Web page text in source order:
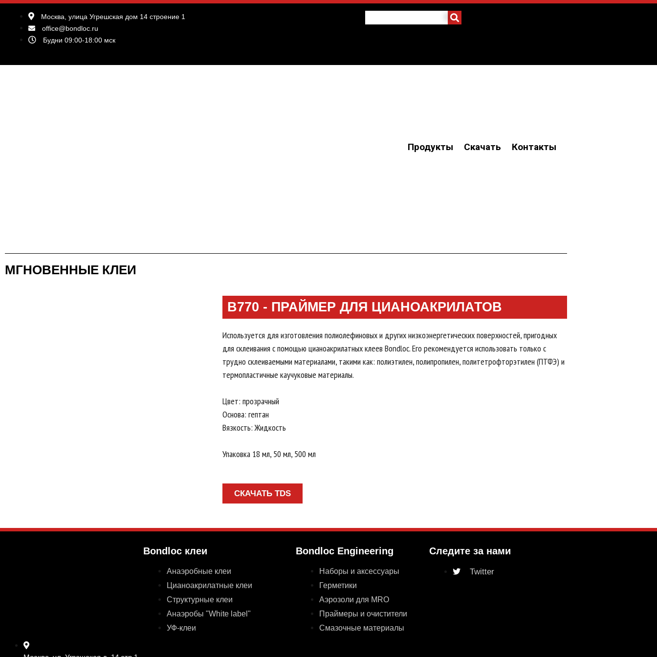
Москва, улица Угрешская дом 14 строение 1
office@bondloc.ru
Будни 09:00-18:00 мск
Продукты Скачать Контакты
МГНОВЕННЫЕ КЛЕИ
B770 - ПРАЙМЕР ДЛЯ ЦИАНОАКРИЛАТОВ
Используется для изготовления полиолефиновых и других низкоэнергетических поверхностей, пригодных
для склеивания с помощью цианоакрилатных клеев Bondloc. Его рекомендуется использовать только с
трудно склеиваемыми материалами, такими как: полиэтилен, полипропилен, политетрофторэтилен (ПТФЭ) и
термопластичные каучуковые материалы.
Цвет: прозрачный
Основа: гептан
Вязкость: Жидкость
Упаковка 18 мл, 50 мл, 500 мл
СКАЧАТЬ TDS
Bondloc клеи
Анаэробные клеи
Цианоакрилатные клеи
Структурные клеи
Анаэробы "White label"
УФ-клеи
Bondloc Engineering
Наборы и аксессуары
Герметики
Аэрозоли для MRO
Праймеры и очистители
Смазочные материалы
Следите за нами
Twitter